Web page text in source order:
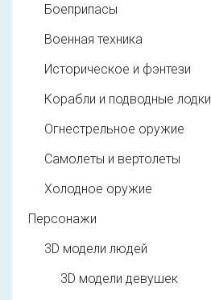
Боеприпасы
Военная техника
Историческое и фэнтези
Корабли и подводные лодки
Огнестрельное оружие
Самолеты и вертолеты
Холодное оружие
Персонажи
3D модели людей
3D модели девушек